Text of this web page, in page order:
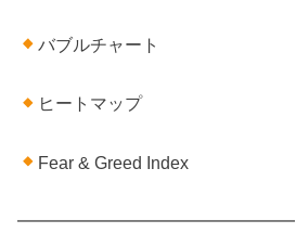
バブルチャート
ヒートマップ
Fear & Greed Index
━━━━━━━━━━━━━━━━